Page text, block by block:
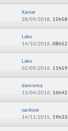
Xavier
28/09/2018, 15h58
Lako
14/10/2016, 08h52
Lako
02/09/2016, 11h59
danroma
13/04/2016, 16h42
zardoze
14/11/2015, 19h33